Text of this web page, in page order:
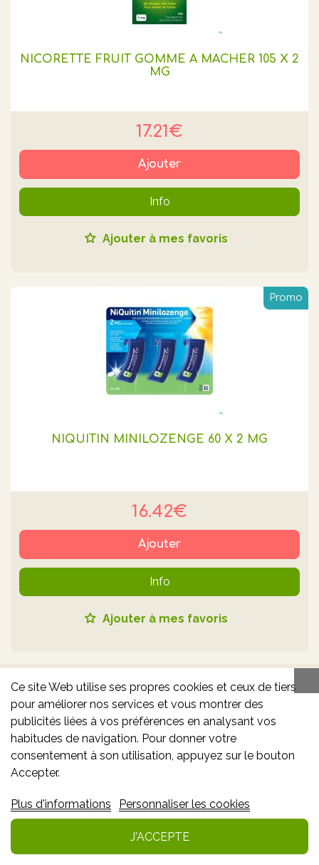
NICORETTE FRUIT GOMME A MACHER 105 X 2
MG
17.21€
Ajouter
Info
Ajouter à mes favoris
Promo
NIQUITIN MINILOZENGE 60 X 2 MG
16.42€
Ajouter
Info
Ajouter à mes favoris
SEDISTRESS SLEEP COMPRIMES 28 X 500 MG
Ce site Web utilise ses propres cookies et ceux de tiers
pour améliorer nos services et vous montrer des
publicités liées à vos préférences en analysant vos
habitudes de navigation. Pour donner votre
consentement à son utilisation, appuyez sur le bouton
Accepter.
Plus d'informations Personnaliser les cookies
J'ACCEPTE